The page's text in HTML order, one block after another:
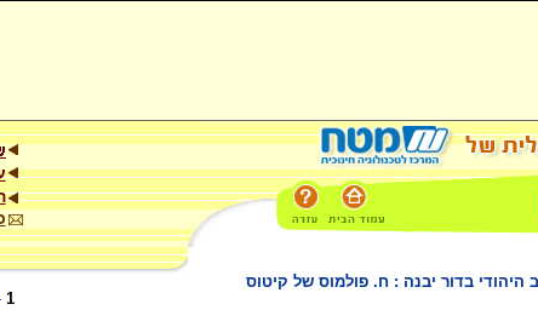
היהודי בדור יבנה : ח. פולמוס של קיטוס
1